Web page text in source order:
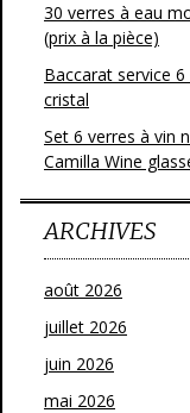
30 verres à eau
(prix à la pièce)
Baccarat service
cristal
Set 6 verres à vin
Camilla Wine
ARCHIVES
août 2026
juillet 2026
juin 2026
mai 2026